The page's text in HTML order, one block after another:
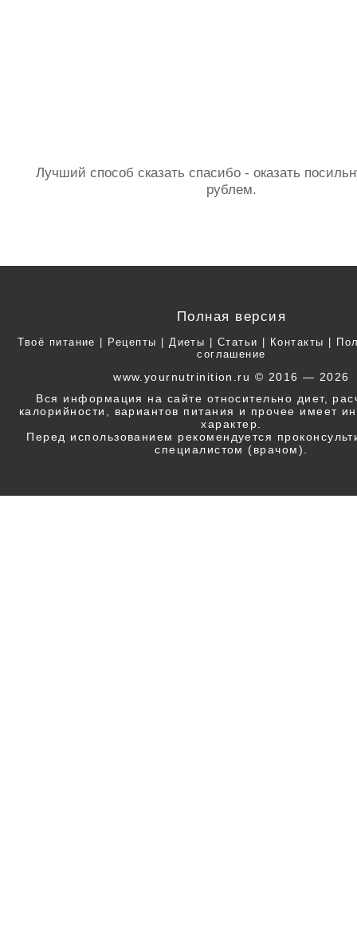
Лучший способ сказать спасибо - оказать
рублем.
Полная версия
Твоё питание | Рецепты | Диеты | Статьи | Контакты |
соглашение
www.yournutrinition.ru © 2016 — 2026
Вся информация на сайте относительно диет,
калорийности, вариантов питания и прочее имеет
характер.
Перед использованием рекомендуется
специалистом (врачом).